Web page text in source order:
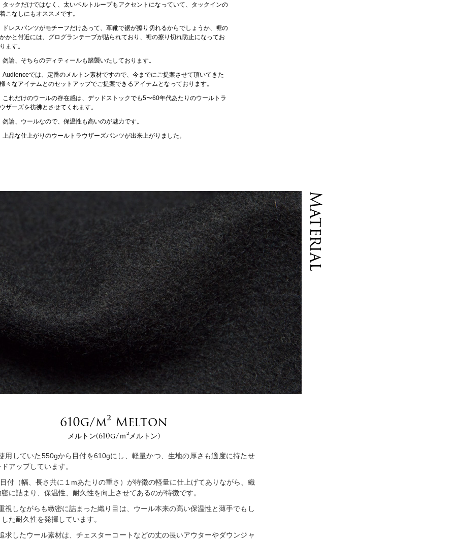
タックだけではなく、太いベルトループもアクセントになっていて、タックインの
着こなしにもオススメです。
ドレスパンツがモチーフだけあって、革靴で裾が擦り切れるからでしょうか、裾の
かかと付近には、グログランテープが貼られており、裾の擦り切れ防止になってお
ります。
勿論、そちらのディティールも踏襲いたしております。
Audienceでは、定番のメルトン素材ですので、今までにご提案させて頂いてきた
様々なアイテムとのセットアップでご提案できるアイテムとなっております。
これだけのウールの存在感は、デッドストックでも5〜60年代あたりのウールトラ
ウザーズを彷彿とさせてくれます。
勿論、ウールなので、保温性も高いのが魅力です。
上品な仕上がりのウールトラウザーズパンツが出来上がりました。
Material
610g/m² Melton
メルトン(610g/ｍ²メルトン)
用していた550gから目付を610gにし、軽量かつ、生地の厚さも適度に持たせ
アップしています。
付（幅、長さ共に１mあたりの重さ）が特徴の軽量に仕上げてありながら、織
に詰まり、保温性、耐久性を向上させてあるのが特徴です。
視しながらも緻密に詰まった織り目は、ウール本来の高い保温性と薄手でもし
た耐久性を発揮しています。
求したウール素材は、チェスターコートなどの丈の長いアウターやダウンジャ